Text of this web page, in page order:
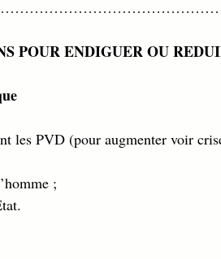
POUR ENDIGUER OU
les PVD (pour augmenter voir
;